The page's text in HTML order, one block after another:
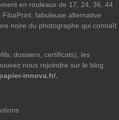
en rouleaux de 17, 24, 36, 44
fabuleuse alternative
noire du photographe qui connaît
dossiers, certificats), les
nous rejoindre sur le blog
innova.fr/.